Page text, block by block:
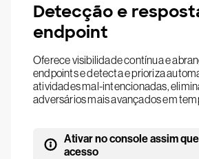
Detecção e
endpoint
Oferece visibilidade contínua e
endpoints e detecta e prioriza
atividades mal-intencionadas,
adversários mais avançados em
Ativar no console assim
acesso